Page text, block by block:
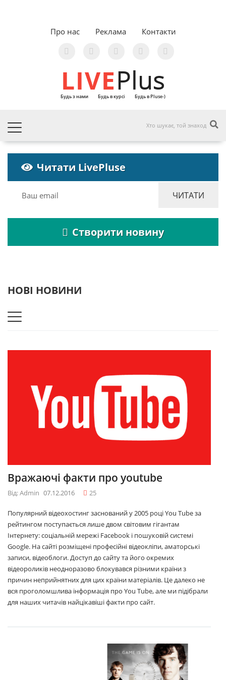
Про нас Реклама Контакти
LIVEPlus
Будь з нами Будь в курсі Будь в Pluse-)
Читати LivePluse
Створити новину
НОВІ НОВИНИ
Вражаючі факти про youtube
Від: Admin 07.12.2016 25
Популярний відеохостинг заснований у 2005 році You Tube за
рейтингом поступається лише двом світовим гігантам
Інтернету: соціальній мережі Facebook і пошуковій системі
Google. На сайті розміщені професійні відеокліпи, аматорські
записи, відеоблоги. Доступ до сайту та його окремих
відеороликів неодноразово блокувався різними країни з
причин неприйнятних для цих країни матеріалів. Це далеко не
вся проголомшлива інформація про You Tube, але ми підібрали
для наших читачів найцікавіші факти про сайт.